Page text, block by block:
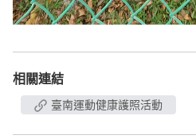
相關連結
臺南運動健康護照活動